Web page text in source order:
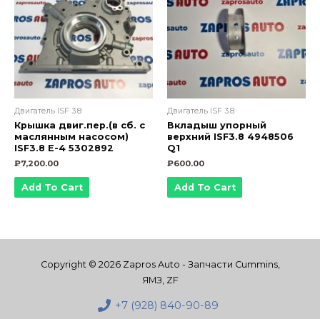
Двигатель ISF 3.8
Крышка двиг.пер.(в сб. с
маслянным насосом)
ISF3.8 Е-4 5302892
₽7,200.00
Add To Cart
Двигатель ISF 3.8
Вкладыш упорный
верхний ISF3.8 4948506
Q1
₽600.00
Add To Cart
Copyright © 2026 Zapros Auto - Запчасти Cummins,
ЯМЗ, ZF
+7 (928) 840-90-89